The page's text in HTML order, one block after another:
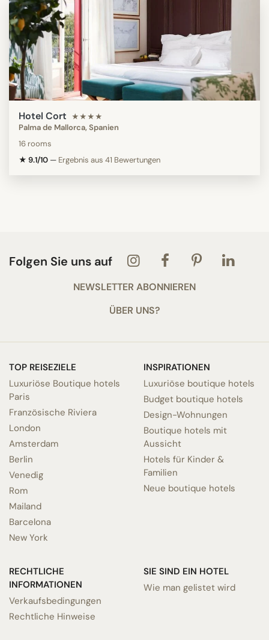
Hotel Cort ★★★★
Palma de Mallorca, Spanien
16 rooms
★ 9.1/10 — Ergebnis aus 41 Bewertungen
Folgen Sie uns auf
NEWSLETTER ABONNIEREN
ÜBER UNS?
TOP REISEZIELE
Luxuriöse Boutique hotels
Paris
Französische Riviera
London
Amsterdam
Berlin
Venedig
Rom
Mailand
Barcelona
New York
INSPIRATIONEN
Luxuriöse boutique hotels
Budget boutique hotels
Design-Wohnungen
Boutique hotels mit
Aussicht
Hotels für Kinder &
Familien
Neue boutique hotels
RECHTLICHE
INFORMATIONEN
Verkaufsbedingungen
Rechtliche Hinweise
SIE SIND EIN HOTEL
Wie man gelistet wird